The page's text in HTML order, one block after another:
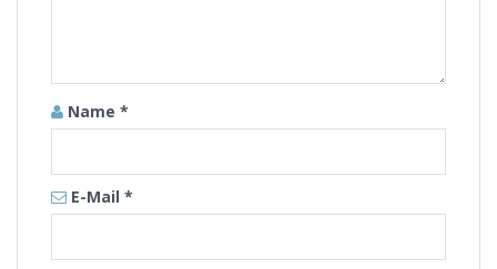
Name *
E-Mail *